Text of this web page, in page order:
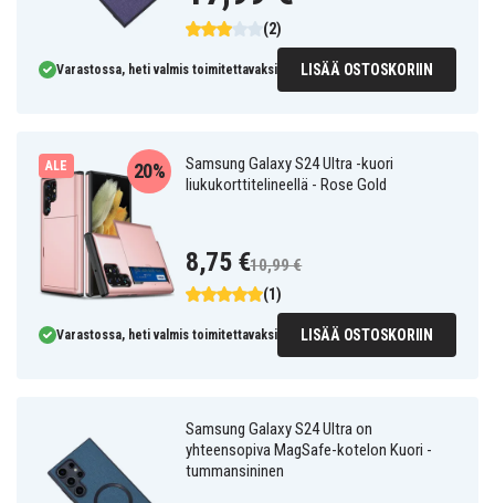
(2)
Varastossa, heti valmis toimitettavaksi LISÄÄ OSTOSKORIIN
ALE
Samsung Galaxy S24 Ultra -kuori
liukukorttitelineellä - Rose Gold
(1)
20%
8,75 €10,99 €
Varastossa, heti valmis toimitettavaksi LISÄÄ OSTOSKORIIN
Samsung Galaxy S24 Ultra on
yhteensopiva MagSafe-kotelon Kuori -
tummansininen